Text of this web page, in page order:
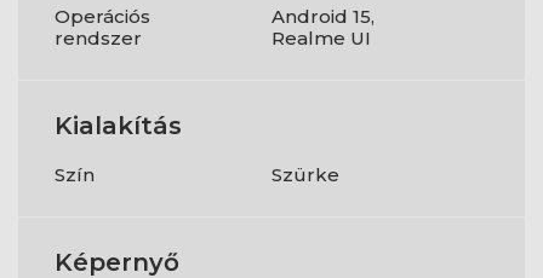
Operációs
rendszer
Android 15,
Realme UI
Kialakítás
Szín Szürke
Képernyő